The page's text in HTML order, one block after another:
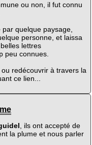
ou non, il fut connu
quelque paysage,
personne, et laissa
lettres
peu connues.
redécouvrir à travers la
ce lien...
, ils ont accepté de
la plume et nous parler